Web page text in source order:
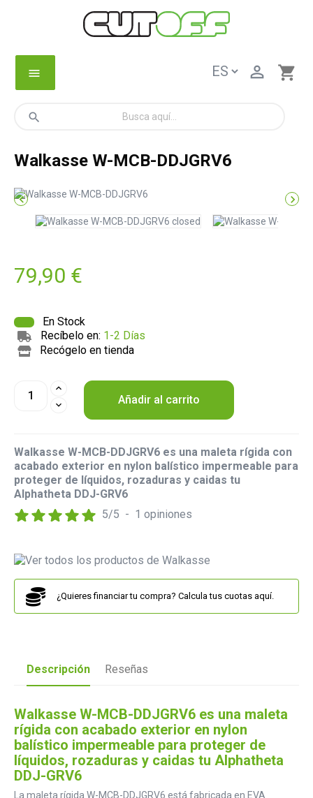
menu shopping_cart

search
Walkasse W-MCB-DDJGRV6
 
79,90 €
En Stock
Recíbelo en: 1-2 Días
Recógelo en tienda
Añadir al carrito
Walkasse W-MCB-DDJGRV6 es una maleta rígida con
acabado exterior en nylon balístico impermeable para
proteger de líquidos, rozaduras y caidas tu
Alphatheta DDJ-GRV6
5/5 - 1 opiniones
¿Quieres financiar tu compra? Calcula tus cuotas aquí.
Descripción Reseñas
Walkasse W-MCB-DDJGRV6 es una maleta
rígida con acabado exterior en nylon
balístico impermeable para proteger de
líquidos, rozaduras y caidas tu Alphatheta
DDJ-GRV6
La maleta rígida W-MCB-DDJGRV6 está fabricada en EVA